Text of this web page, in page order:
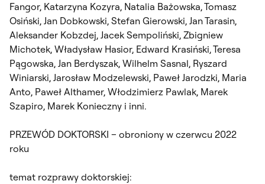
Fangor, Katarzyna Kozyra, Natalia Bażowska, Tomasz
Osiński, Jan Dobkowski, Stefan Gierowski, Jan Tarasin,
Aleksander Kobzdej, Jacek Sempoliński, Zbigniew
Michotek, Władysław Hasior, Edward Krasiński, Teresa
Pągowska, Jan Berdyszak, Wilhelm Sasnal, Ryszard
Winiarski, Jarosław Modzelewski, Paweł Jarodzki, Maria
Anto, Paweł Althamer, Włodzimierz Pawlak, Marek
Szapiro, Marek Konieczny i inni.
PRZEWÓD DOKTORSKI – obroniony w czerwcu 2022
roku
temat rozprawy doktorskiej: